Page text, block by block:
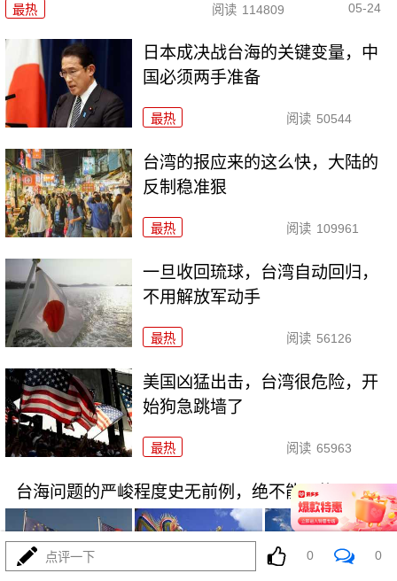
最热 阅读 114809 05-24
日本成决战台海的关键变量，中
国必须两手准备
最热 阅读 50544
台湾的报应来的这么快，大陆的
反制稳准狠
最热 阅读 109961
一旦收回琉球，台湾自动回归，
不用解放军动手
最热 阅读 56126
美国凶猛出击，台湾很危险，开
始狗急跳墙了
最热 阅读 65963
台海问题的严峻程度史无前例，绝不能再拖了
点评一下 0 0